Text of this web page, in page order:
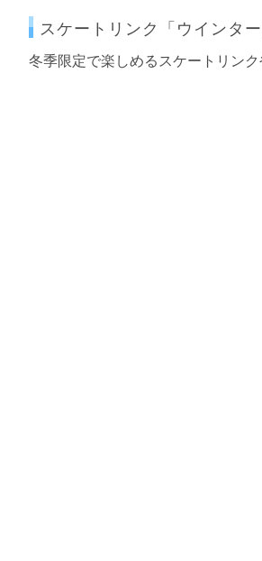
スケートリンク「ウインター
冬季限定で楽しめるスケートリンク